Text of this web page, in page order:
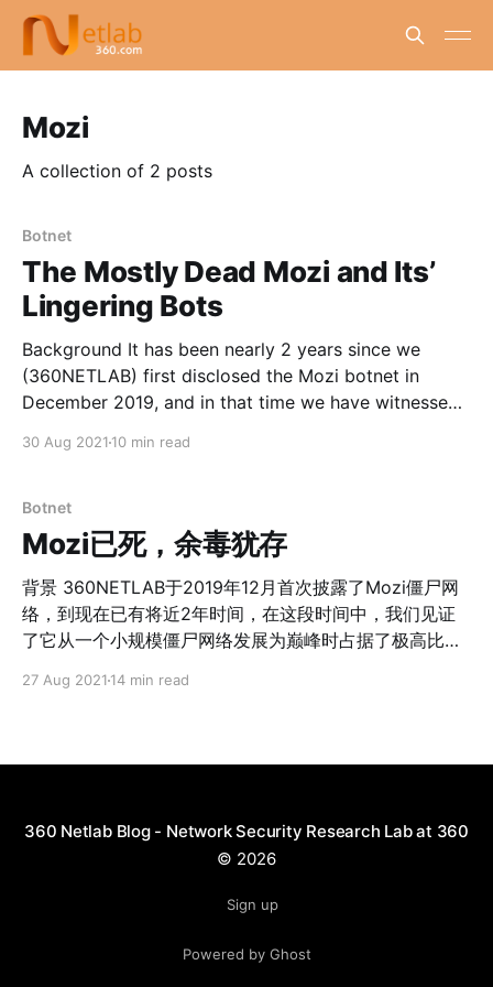
Mozi
A collection of 2 posts
Botnet
The Mostly Dead Mozi and Its’
Lingering Bots
Background It has been nearly 2 years since we
(360NETLAB) first disclosed the Mozi botnet in
December 2019, and in that time we have witnessed
that accounted for an extremely high percentage of
30 Aug 2021 10 min read
Botnet
Mozi已死，余毒犹存
背景 360NETLAB于2019年12月首次披露了Mozi僵尸网
络，到现在已有将近2年时间，在这段时间中，我们见证
了它从一个小规模僵尸网络发展为巅峰时占据了极高比例
处置，其中我们也全程提供了技术协助，因此我们认为后
一段时间，残余的节点仍然会去感染其它存在漏洞的设
备，所以我们现在仍然能看到Mozi在传播，正可谓“百足
析，但从我们的角度而言，或多或少有些遗漏，甚至有错
补充安全社区的分析；同时也为我们对Mozi僵尸网络的持
27 Aug 2021 14 min read
360 Netlab Blog - Network Security Research Lab at 360
© 2026
Sign up
Powered by Ghost